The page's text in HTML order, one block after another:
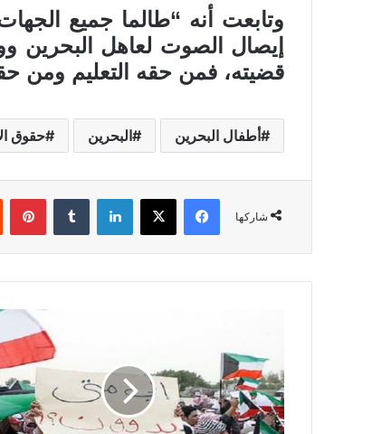
وتابعت أنه “طالما جميع
إيصال الصوت لعاهل البحرين
قضيته، فمن حقه التعليم ومن
أطفال البحرين البحرين حقوق
شاركها
فيسبوك X لينكدإن